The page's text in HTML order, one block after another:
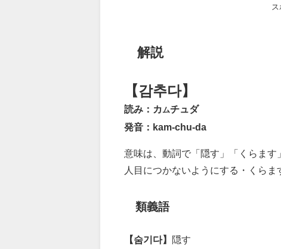
解説
【감추다】
読み：カ ムチュダ
発音：kam-chu-da
意味は、動詞で「隠す」「くらます
人目につかないようにする・くらま
類義語
【숨기다】
隠す